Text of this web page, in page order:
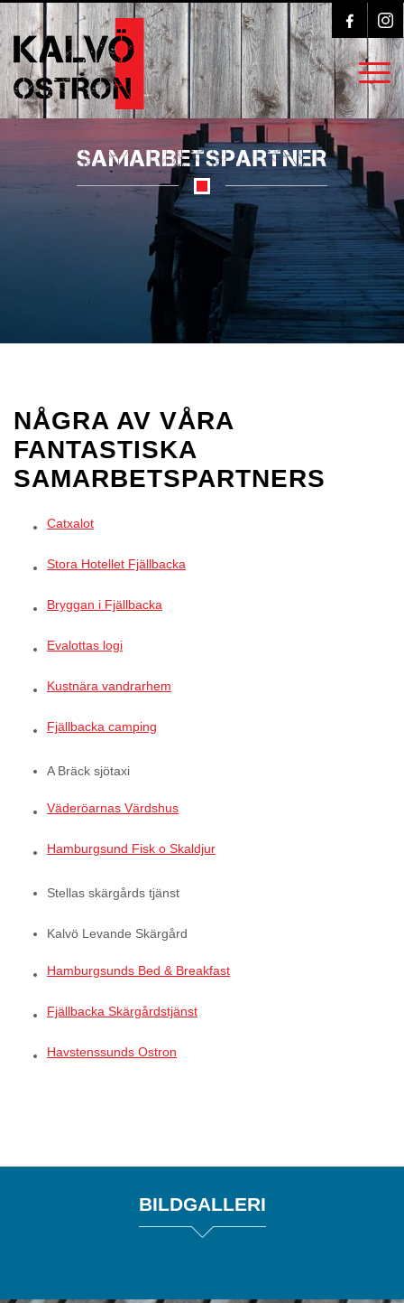
SAMARBETSPARTNER
NÅGRA AV VÅRA
FANTASTISKA
SAMARBETSPARTNERS
Catxalot
Stora Hotellet Fjällbacka
Bryggan i Fjällbacka
Evalottas logi
Kustnära vandrarhem
Fjällbacka camping
A Bräck sjötaxi
Väderöarnas Värdshus
Hamburgsund Fisk o Skaldjur
Stellas skärgårds tjänst
Kalvö Levande Skärgård
Hamburgsunds Bed & Breakfast
Fjällbacka Skärgårdstjänst
Havstenssunds Ostron
BILDGALLERI